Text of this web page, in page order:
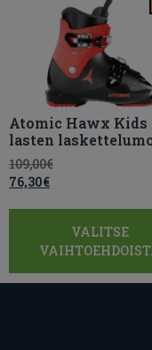
Atomic Hawx Kids
lasten
109,00€
76,30€
VALITSE